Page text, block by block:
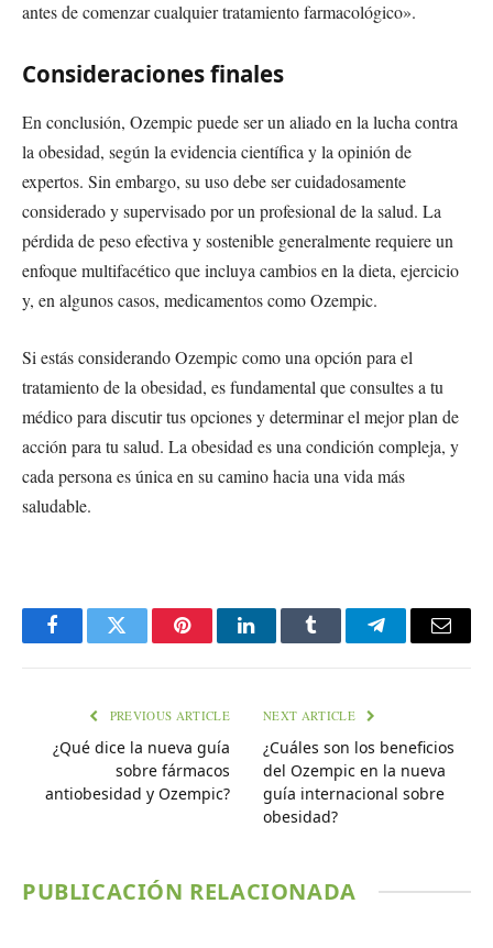
antes de comenzar cualquier tratamiento farmacológico».
Consideraciones finales
En conclusión, Ozempic puede ser un aliado en la lucha contra
la obesidad, según la evidencia científica y la opinión de
expertos. Sin embargo, su uso debe ser cuidadosamente
considerado y supervisado por un profesional de la salud. La
pérdida de peso efectiva y sostenible generalmente requiere un
enfoque multifacético que incluya cambios en la dieta, ejercicio
y, en algunos casos, medicamentos como Ozempic.
Si estás considerando Ozempic como una opción para el
tratamiento de la obesidad, es fundamental que consultes a tu
médico para discutir tus opciones y determinar el mejor plan de
acción para tu salud. La obesidad es una condición compleja, y
cada persona es única en su camino hacia una vida más
saludable.
FacebookTwitter PinterestLinkedInTumblr TelegramEmail
PREVIOUS ARTICLE
¿Qué dice la nueva guía
sobre fármacos
antiobesidad y Ozempic?
NEXT ARTICLE
¿Cuáles son los beneficios
del Ozempic en la nueva
guía internacional sobre
obesidad?
PUBLICACIÓN RELACIONADA